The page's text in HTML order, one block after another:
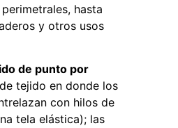
hasta
y otros usos
de punto por
tejido en donde los
con hilos de
tela elástica); las